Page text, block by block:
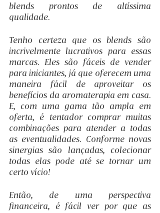
blends prontos de altíssima
qualidade.
Tenho certeza que os blends são
incrivelmente lucrativos para essas
marcas. Eles são fáceis de vender
para iniciantes, já que oferecem uma
maneira fácil de aproveitar os
benefícios da aromaterapia em casa.
E, com uma gama tão ampla em
oferta, é tentador comprar muitas
combinações para atender a todas
as eventualidades. Conforme novas
sinergias são lançadas, colecionar
todas elas pode até se tornar um
certo vício!
Então, de uma perspectiva
financeira, é fácil ver por que as